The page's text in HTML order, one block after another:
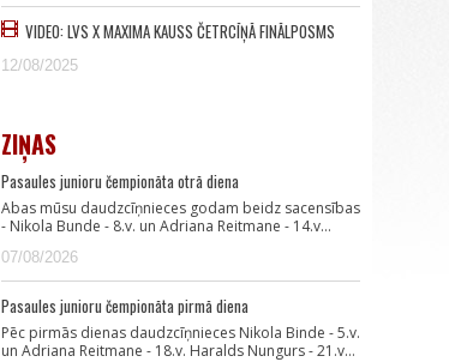
VIDEO: LVS X MAXIMA KAUSS ČETRCĪŅĀ FINĀLPOSMS
12/08/2025
ZIŅAS
Pasaules junioru čempionāta otrā diena
Abas mūsu daudzcīņnieces godam beidz sacensības
- Nikola Bunde - 8.v. un Adriana Reitmane - 14.v…
07/08/2026
Pasaules junioru čempionāta pirmā diena
Pēc pirmās dienas daudzcīņnieces Nikola Binde - 5.v.
un Adriana Reitmane - 18.v. Haralds Nungurs - 21.v…